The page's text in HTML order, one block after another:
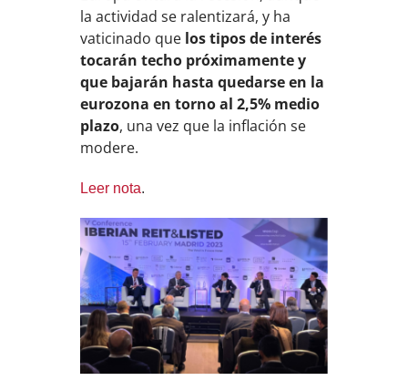
la actividad se ralentizará, y ha
vaticinado que los tipos de interés
tocarán techo próximamente y
que bajarán hasta quedarse en la
eurozona en torno al 2,5% medio
plazo, una vez que la inflación se
modere.
Leer nota.